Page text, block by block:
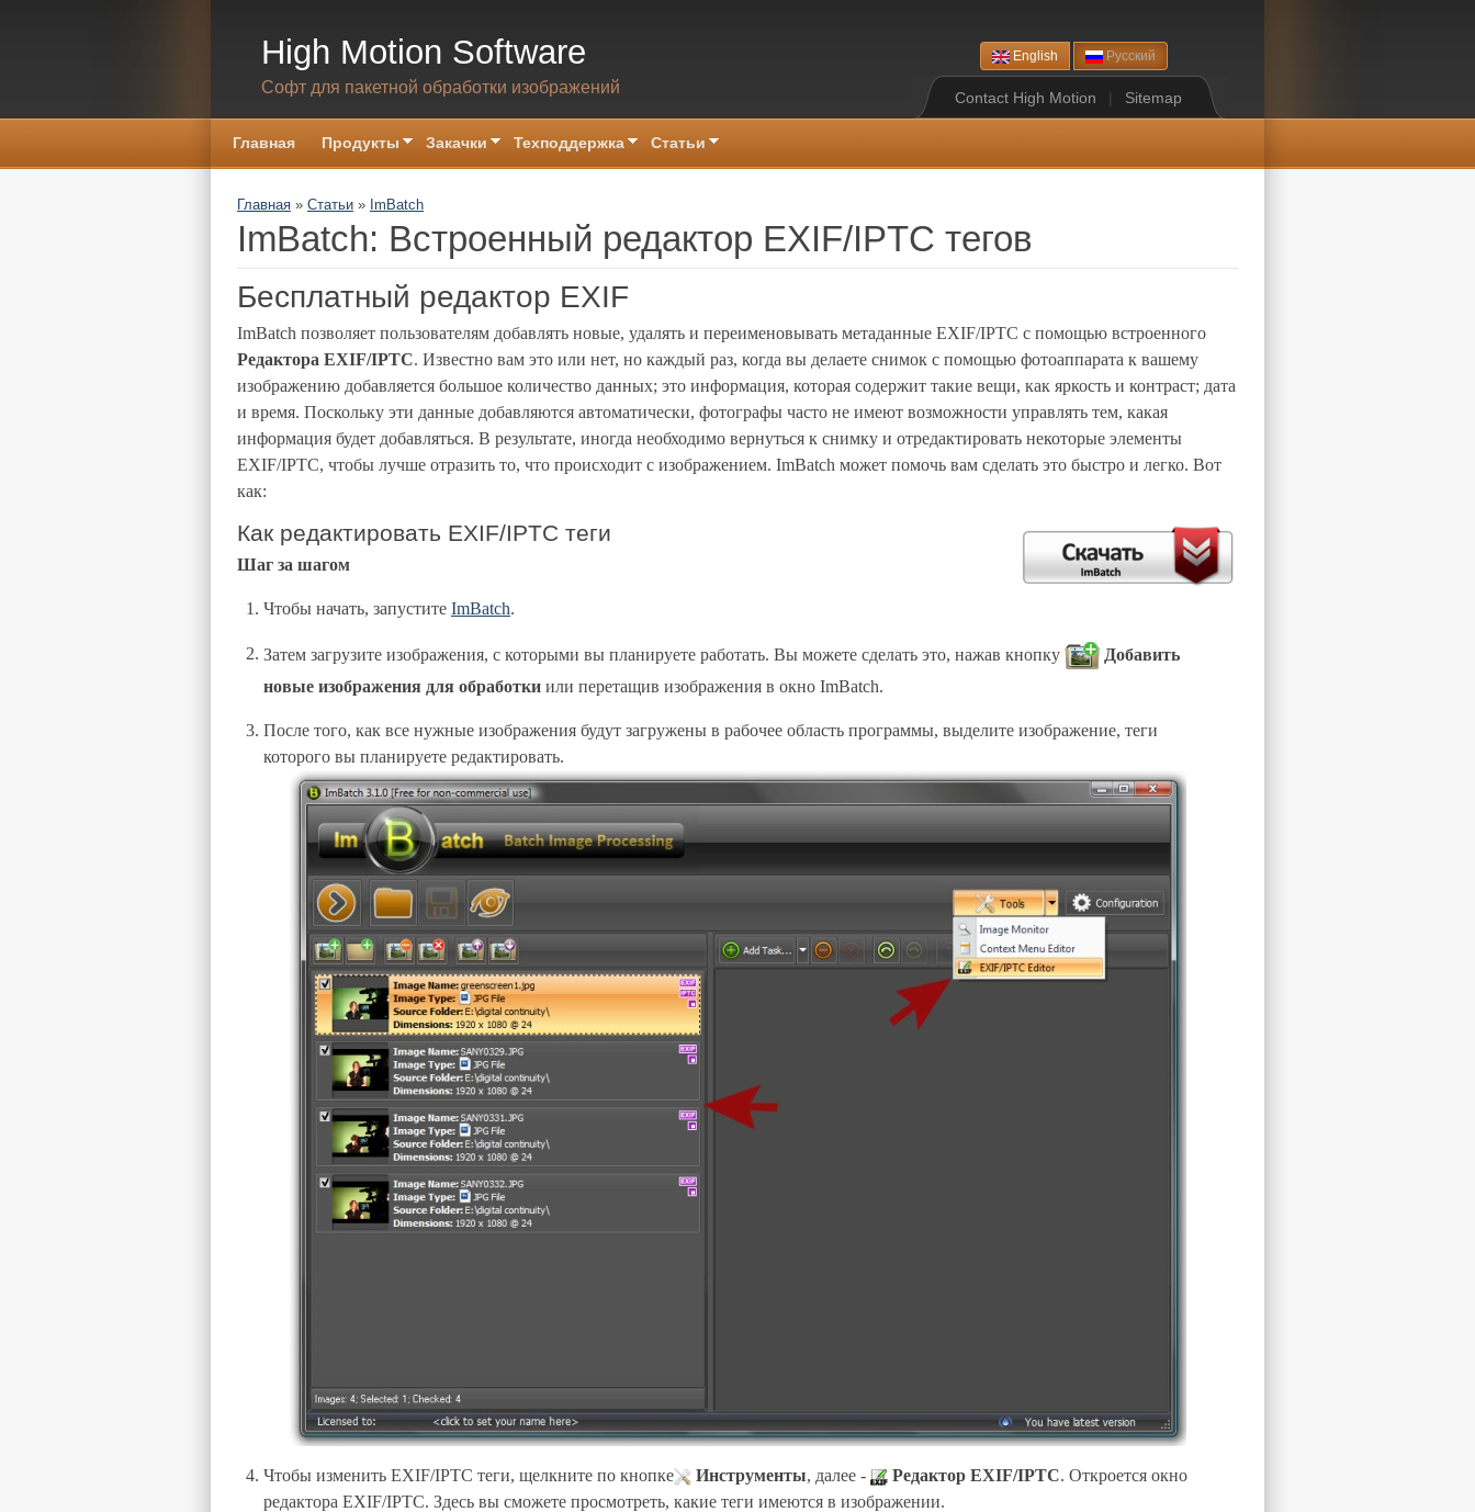
High Motion Software
Софт для пакетной обработки изображений
English Русский
Contact High Motion | Sitemap
Главная Продукты Закачки Техподдержка Статьи
You are here
Главная » Статьи » ImBatch
ImBatch: Встроенный редактор EXIF/IPTC тегов
Бесплатный редактор EXIF
ImBatch позволяет пользователям добавлять новые, удалять и переименовывать метаданные EXIF/IPTC с помощью встроенного
Редактора EXIF/IPTC. Известно вам это или нет, но каждый раз, когда вы делаете снимок с помощью фотоаппарата к вашему
изображению добавляется большое количество данных; это информация, которая содержит такие вещи, как яркость и контраст; дата
и время. Поскольку эти данные добавляются автоматически, фотографы часто не имеют возможности управлять тем, какая
информация будет добавляться. В результате, иногда необходимо вернуться к снимку и отредактировать некоторые элементы
EXIF/IPTC, чтобы лучше отразить то, что происходит с изображением. ImBatch может помочь вам сделать это быстро и легко. Вот
как:
Как редактировать EXIF/IPTC теги
Шаг за шагом
Чтобы начать, запустите ImBatch.
Затем загрузите изображения, с которыми вы планируете работать. Вы можете сделать это, нажав кнопку
Добавить
новые изображения для обработки или перетащив изображения в окно ImBatch.
После того, как все нужные изображения будут загружены в рабочее область программы, выделите изображение, теги
которого вы планируете редактировать.
Чтобы изменить EXIF/IPTC теги, щелкните по кнопке Инструменты, далее - Редактор EXIF/IPTC. Откроется окно
редактора EXIF/IPTC. Здесь вы сможете просмотреть, какие теги имеются в изображении.